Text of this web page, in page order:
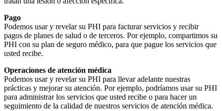
Pago
Podemos usar y revelar su PHI para facturar servicios y recibir
pagos de planes de salud o de terceros. Por ejemplo, compartimos su
PHI con su plan de seguro médico, para que pague los servicios que
usted recibe.
Operaciones de atención médica
Podemos usar y revelar su PHI para llevar adelante nuestras
prácticas y mejorar su atención. Por ejemplo, podríamos usar su PHI
para administrar los servicios que usted recibe o para hacer un
seguimiento de la calidad de nuestros servicios de atención médica.